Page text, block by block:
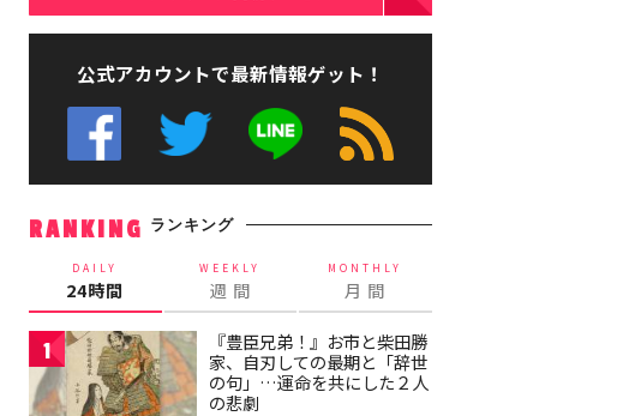
公式アカウントで最新情報ゲット！
RANKING ランキング
DAILY
24時間
WEEKLY
週 間
MONTHLY
月 間
1
『豊臣兄弟！』お市と柴田勝
家、自刃しての最期と「辞世
の句」…運命を共にした２人
の悲劇